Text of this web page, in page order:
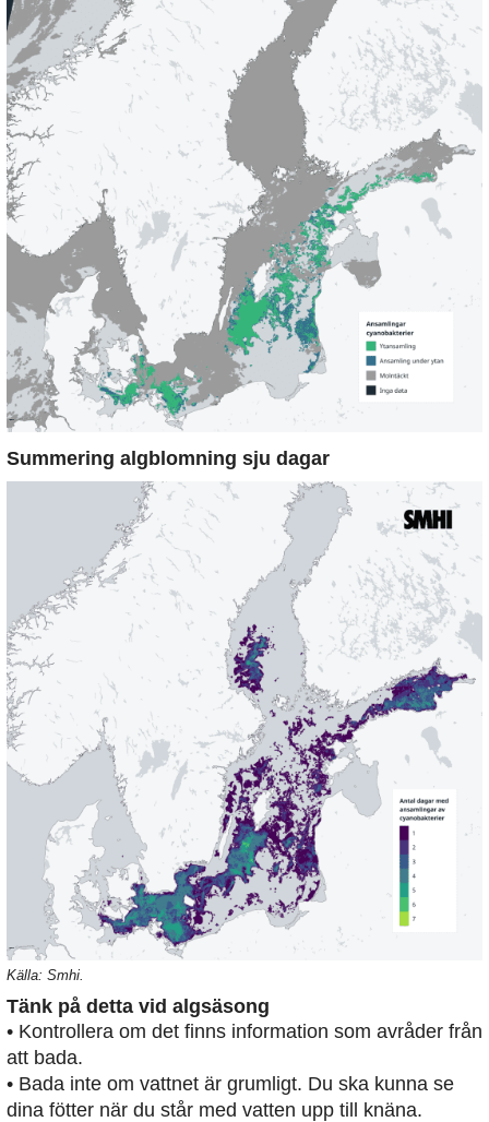
Summering algblomning sju dagar
Källa: Smhi.
Tänk på detta vid algsäsong
• Kontrollera om det finns information som avråder från
att bada.
• Bada inte om vattnet är grumligt. Du ska kunna se
dina fötter när du står med vatten upp till knäna.